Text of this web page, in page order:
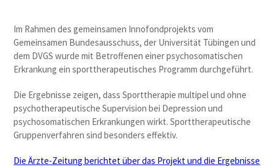
Im Rahmen des gemeinsamen Innofondprojekts vom
Gemeinsamen Bundesausschuss, der Universität Tübingen und
dem DVGS wurde mit Betroffenen einer psychosomatischen
Erkrankung ein sporttherapeutisches Programm durchgeführt.
Die Ergebnisse zeigen, dass Sporttherapie multipel und ohne
psychotherapeutische Supervision bei Depression und
psychosomatischen Erkrankungen wirkt. Sporttherapeutische
Gruppenverfahren sind besonders effektiv.
Die Ärzte-Zeitung berichtet über das Projekt und die Ergebnisse